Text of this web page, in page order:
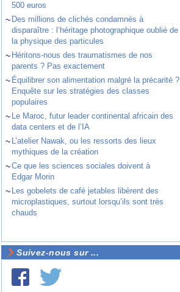
500 euros
~ Des millions de clichés condamnés à
disparaître : l’héritage photographique oublié de
la physique des particules
~ Héritons-nous des traumatismes de nos
parents ? Pas exactement
~ Équilibrer son alimentation malgré la précarité ?
Enquête sur les stratégies des classes
populaires
~ Le Maroc, futur leader continental africain des
data centers et de l’IA
~ L’atelier Nawak, ou les ressorts des lieux
mythiques de la création
~Ce que les sciences sociales doivent à
Edgar Morin
~ Les gobelets de café jetables libèrent des
microplastiques, surtout lorsqu’ils sont très
chauds
Suivez-nous sur ...